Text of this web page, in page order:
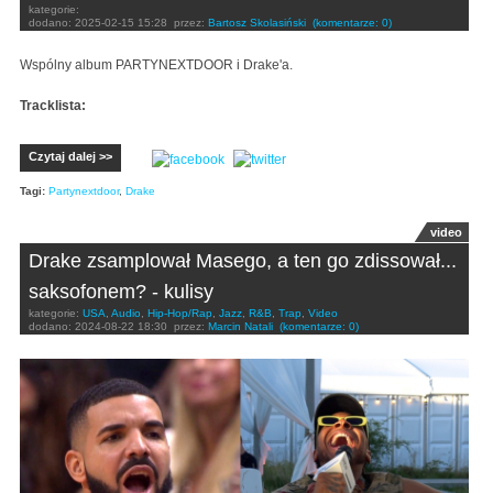
kategorie:
dodano: 2025-02-15 15:28 przez: Bartosz Skolasiński (komentarze: 0)
Wspólny album PARTYNEXTDOOR i Drake'a.
Tracklista:
Czytaj dalej >>
Tagi: Partynextdoor, Drake
video
Drake zsamplował Masego, a ten go zdissował...
saksofonem? - kulisy
kategorie: USA Audio Hip-Hop/Rap Jazz R&B Trap
Video
dodano: 2024-08-22 18:30 przez: Marcin Natali (komentarze: 0)